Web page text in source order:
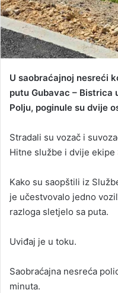
l
U saobraćajnoj nesreći
putu Gubavac – Bistrica
Polju, poginule su dvije
Stradali su vozač i
Hitne službe i dvije ekipe
Kako su saopštili iz
je učestvovalo jedno
razloga sletjelo sa puta.
Uviđaj je u toku.
Saobraćajna nesreća
minuta.